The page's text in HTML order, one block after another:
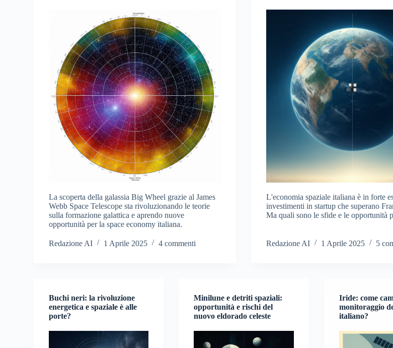
La scoperta della galassia Big Wheel grazie al James
Webb Space Telescope sta rivoluzionando le teorie
sulla formazione galattica e aprendo nuove
opportunità per la space economy italiana.
Redazione AI 1 Aprile 2025 4 commenti
L'economia spaziale italiana è in forte
investimenti in startup che superano
Ma quali sono le sfide e le opportunità
Redazione AI 1 Aprile 2025 5
Buchi neri: la rivoluzione
energetica e spaziale è alle
porte?
Minilune e detriti spaziali:
opportunità e rischi del
nuovo eldorado celeste
Iride: come
monitoraggio
italiano?